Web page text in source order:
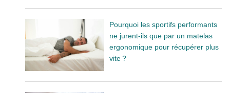
Pourquoi les sportifs performants
ne jurent-ils que par un matelas
ergonomique pour récupérer plus
vite ?